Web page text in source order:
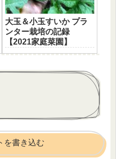
大玉＆小玉すいか プラ
ンター栽培の記録
【2021家庭菜園】
を書き込む